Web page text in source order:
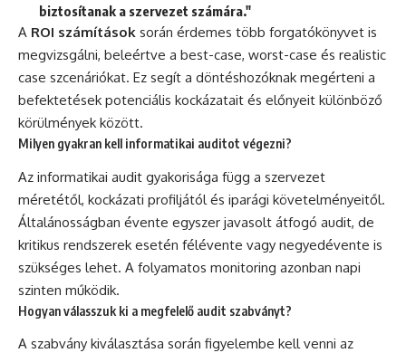
biztosítanak a szervezet számára."
A ROI számítások során érdemes több forgatókönyvet is
megvizsgálni, beleértve a best-case, worst-case és realistic
case szcenáriókat. Ez segít a döntéshozóknak megérteni a
befektetések potenciális kockázatait és előnyeit különböző
körülmények között.
Milyen gyakran kell informatikai auditot végezni?
Az informatikai audit gyakorisága függ a szervezet
méretétől, kockázati profiljától és iparági követelményeitől.
Általánosságban évente egyszer javasolt átfogó audit, de
kritikus rendszerek esetén félévente vagy negyedévente is
szükséges lehet. A folyamatos monitoring azonban napi
szinten működik.
Hogyan válasszuk ki a megfelelő audit szabványt?
A szabvány kiválasztása során figyelembe kell venni az